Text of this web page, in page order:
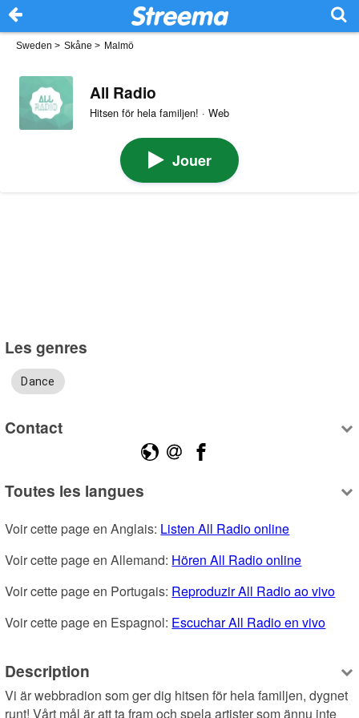
Sweden > Skåne > Malmö
All Radio
Hitsen för hela familjen! · Web
Jouer
Les genres
Dance
Contact
Toutes les langues
Voir cette page en Anglais: Listen All Radio online
Voir cette page en Allemand: Hören All Radio online
Voir cette page en Portugais: Reproduzir All Radio ao vivo
Voir cette page en Espagnol: Escuchar All Radio en vivo
Description
Vi är webbradion som ger dig hitsen för hela familjen, dygnet
runt! Vårt mål är att ta fram och spela artister som ännu inte